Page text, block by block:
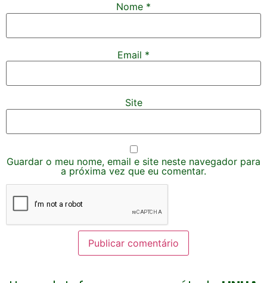
Nome *
Email *
Site
Guardar o meu nome, email e site neste navegador para
a próxima vez que eu comentar.